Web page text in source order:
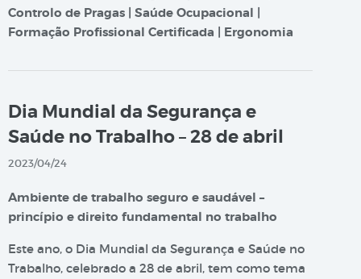
Controlo de Pragas | Saúde Ocupacional |
Formação Profissional Certificada | Ergonomia
Dia Mundial da Segurança e
Saúde no Trabalho – 28 de abril
2023/04/24
Ambiente de trabalho seguro e saudável –
princípio e direito fundamental no trabalho
Este ano, o Dia Mundial da Segurança e Saúde no
Trabalho, celebrado a 28 de abril, tem como tema